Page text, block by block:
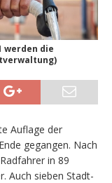
werden die
Auflage der
gegangen. Nach
in 89
Auch sieben Stadt-